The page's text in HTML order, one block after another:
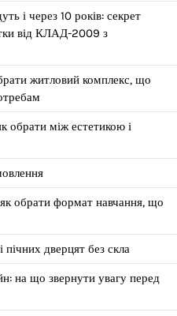
і через 10 років: секрет
від КЛАД-2009 з
житловий комплекс, що
обрати між естетикою і
обрати формат навчання, що
пічних дверцят без скла
на що звернути увагу перед